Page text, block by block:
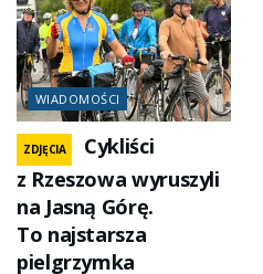
WIADOMOŚCI
ZDJĘCIA
Cykliści
z Rzeszowa wyruszyli
na Jasną Górę.
To najstarsza
pielgrzymka